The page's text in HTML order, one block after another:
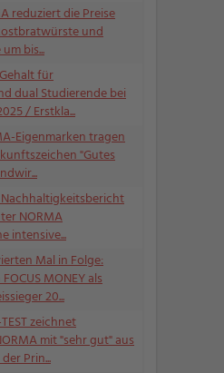
reduziert die Preise
und
bis...
für
dual Studierende bei
/ Erstkla...
Eigenmarken tragen
"Gutes
NORMA
intensive...
Mal in Folge:
MONEY als
20...
zeichnet
mit "sehr gut" aus
Prin...